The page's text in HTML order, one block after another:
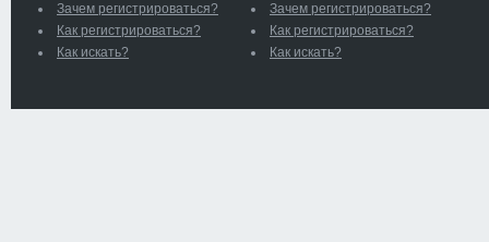
Зачем регистрироваться?
Как регистрироваться?
Как искать?
Зачем регистрироваться?
Как регистрироваться?
Как искать?